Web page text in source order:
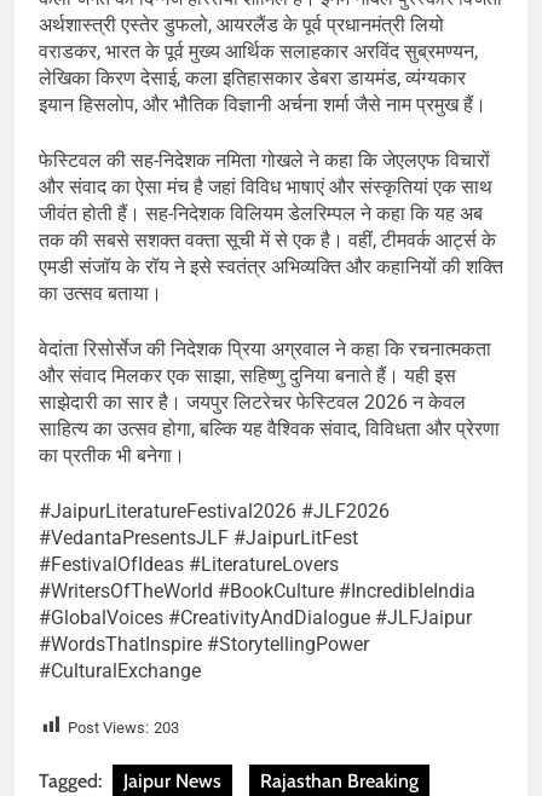
अर्थशास्त्री एस्तेर डुफलो, आयरलैंड के पूर्व प्रधानमंत्री लियो
वराडकर, भारत के पूर्व मुख्य आर्थिक सलाहकार अरविंद सुब्रमण्यन,
लेखिका किरण देसाई, कला इतिहासकार डेबरा डायमंड, व्यंग्यकार
इयान हिसलोप, और भौतिक विज्ञानी अर्चना शर्मा जैसे नाम प्रमुख हैं।
फेस्टिवल की सह-निदेशक नमिता गोखले ने कहा कि जेएलएफ विचारों
और संवाद का ऐसा मंच है जहां विविध भाषाएं और संस्कृतियां एक साथ
जीवंत होती हैं। सह-निदेशक विलियम डेलरिम्पल ने कहा कि यह अब
तक की सबसे सशक्त वक्ता सूची में से एक है। वहीं, टीमवर्क आर्ट्स के
एमडी संजॉय के रॉय ने इसे स्वतंत्र अभिव्यक्ति और कहानियों की शक्ति
का उत्सव बताया।
वेदांता रिसोर्सेज की निदेशक प्रिया अग्रवाल ने कहा कि रचनात्मकता
और संवाद मिलकर एक साझा, सहिष्णु दुनिया बनाते हैं। यही इस
साझेदारी का सार है। जयपुर लिटरेचर फेस्टिवल 2026 न केवल
साहित्य का उत्सव होगा, बल्कि यह वैश्विक संवाद, विविधता और प्रेरणा
का प्रतीक भी बनेगा।
#JaipurLiteratureFestival2026 #JLF2026
#VedantaPresentsJLF #JaipurLitFest
#FestivalOfIdeas #LiteratureLovers
#WritersOfTheWorld #BookCulture #IncredibleIndia
#GlobalVoices #CreativityAndDialogue #JLFJaipur
#WordsThatInspire #StorytellingPower
#CulturalExchange
Post Views: 203
Tagged: Jaipur News
Rajasthan Breaking